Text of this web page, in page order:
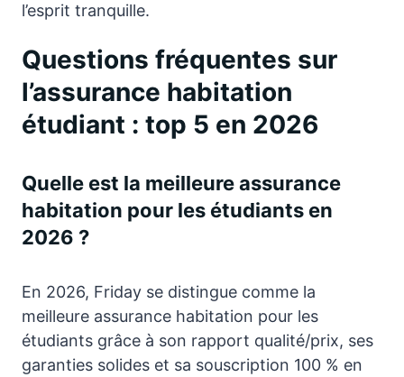
l’esprit tranquille.
Questions fréquentes sur
l’assurance habitation
étudiant : top 5 en 2026
Quelle est la meilleure assurance
habitation pour les étudiants en
2026 ?
En 2026, Friday se distingue comme la
meilleure assurance habitation pour les
étudiants grâce à son rapport qualité/prix, ses
garanties solides et sa souscription 100 % en